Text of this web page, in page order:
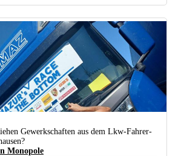
Städte in Deutschland: Beschäftigte der Universitätsmedizin
November 2023). (Foto: KPWittemann / r-mediabase.eu)
Gewerkschaften aus dem Lkw-Fahrer-
Monopole